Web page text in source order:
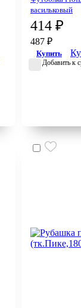
васильковый
414 ₽
487 ₽
Купить
Добавить к